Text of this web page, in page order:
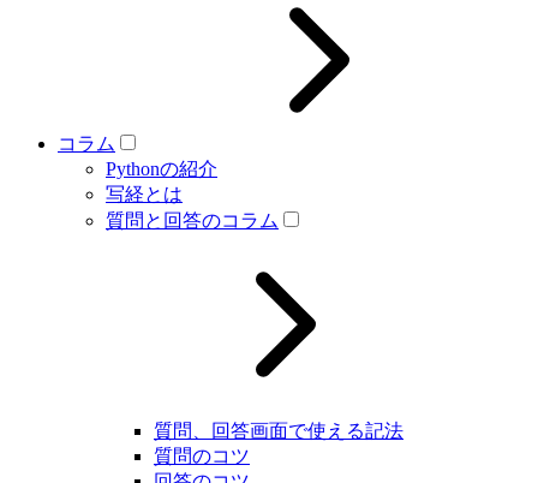
コラム
Pythonの紹介
写経とは
質問と回答のコラム
質問、回答画面で使える記法
質問のコツ